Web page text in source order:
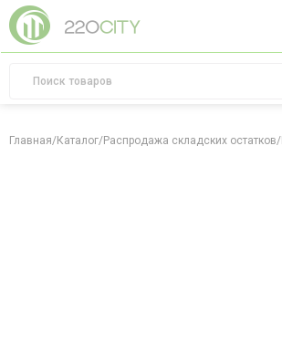
Главная/Каталог/Распродажа складских остатков/